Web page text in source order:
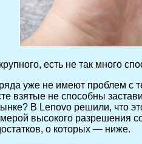
есть не так много
уже не имеют проблем
не способны
В Lenovo решили, что
высокого
о которых — ниже.